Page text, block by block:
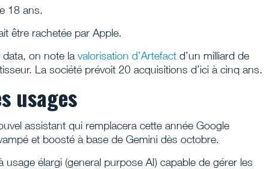
18 ans.
être rachetée par Apple.
on note la valorisation d’Artefact d’un milliard de
La société prévoit 20 acquisitions d’ici à cinq ans.
usages
assistant qui remplacera cette année Google
et boosté à base de Gemini dès octobre.
usage élargi (general purpose AI) capable de gérer les